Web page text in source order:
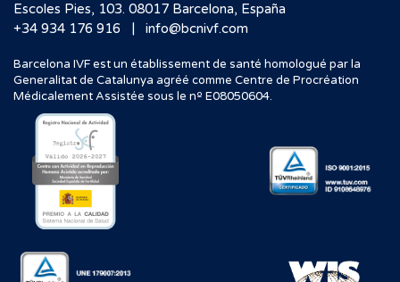
Escoles Pies, 103. 08017 Barcelona, España
+34 934 176 916
| info@bcnivf.com
Barcelona IVF est un établissement de santé homologué par la
Generalitat de Catalunya agréé comme Centre de Procréation
Médicalement Assistée sous le nº E08050604.